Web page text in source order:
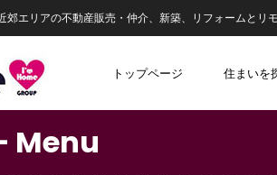
郊エリアの不動産販売・仲介、新築、リフォームとリ
トップページ 住まいを
Menu